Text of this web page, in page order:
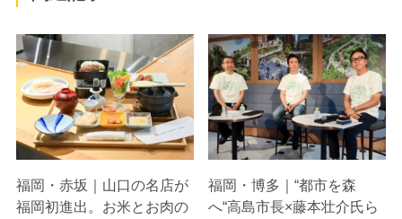
福岡・赤坂｜山口の名店が
福岡初進出。お米とお肉の
福岡・博多｜“都市を森
へ“高島市長×藤本壮介氏ら